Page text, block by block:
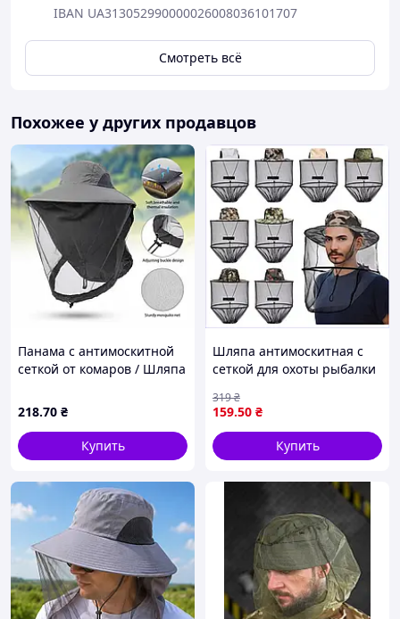
IBAN UA313052990000026008036101707
Смотреть всё
Похожее у других продавцов
Панама с антимоскитной
сеткой от комаров / Шляпа
для охоты рыбалки
садоводства Серая
218.70 ₴
Купить
Шляпа антимоскитная с
сеткой для охоты рыбалки
легкая защита от
насекомых
159.50 ₴
319₴
Купить